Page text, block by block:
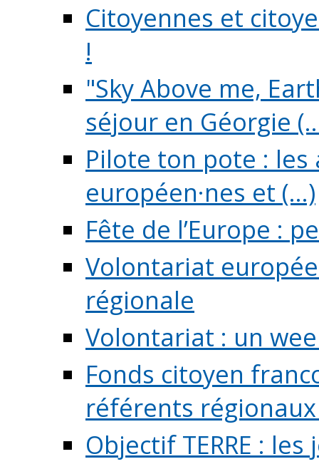
Citoyennes et
!
"Sky Above me,
séjour en Géorgie
Pilote ton pote :
européen·nes et (...)
Fête de l’Europe :
Volontariat
régionale
Volontariat : un
Fonds citoyen
référents régionaux
Objectif TERRE :